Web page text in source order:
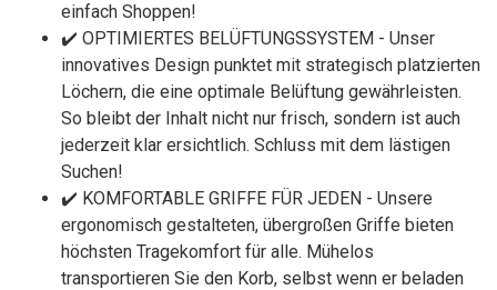
einfach Shoppen!
✔️ OPTIMIERTES BELÜFTUNGSSYSTEM - Unser
innovatives Design punktet mit strategisch platzierten
Löchern, die eine optimale Belüftung gewährleisten.
So bleibt der Inhalt nicht nur frisch, sondern ist auch
jederzeit klar ersichtlich. Schluss mit dem lästigen
Suchen!
✔️ KOMFORTABLE GRIFFE FÜR JEDEN - Unsere
ergonomisch gestalteten, übergroßen Griffe bieten
höchsten Tragekomfort für alle. Mühelos
transportieren Sie den Korb, selbst wenn er beladen